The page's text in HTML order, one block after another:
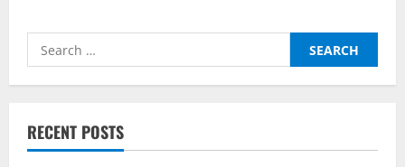
di
Global
2025
Search
for:
RECENT POSTS